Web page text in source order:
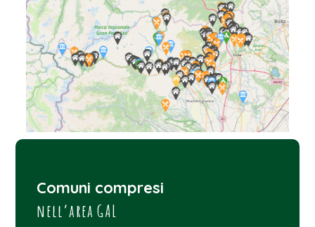
Comuni compresi
nell’area GAL